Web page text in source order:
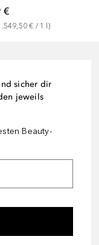
€
€ / 1 )
sicher dir
jeweils
Beauty-